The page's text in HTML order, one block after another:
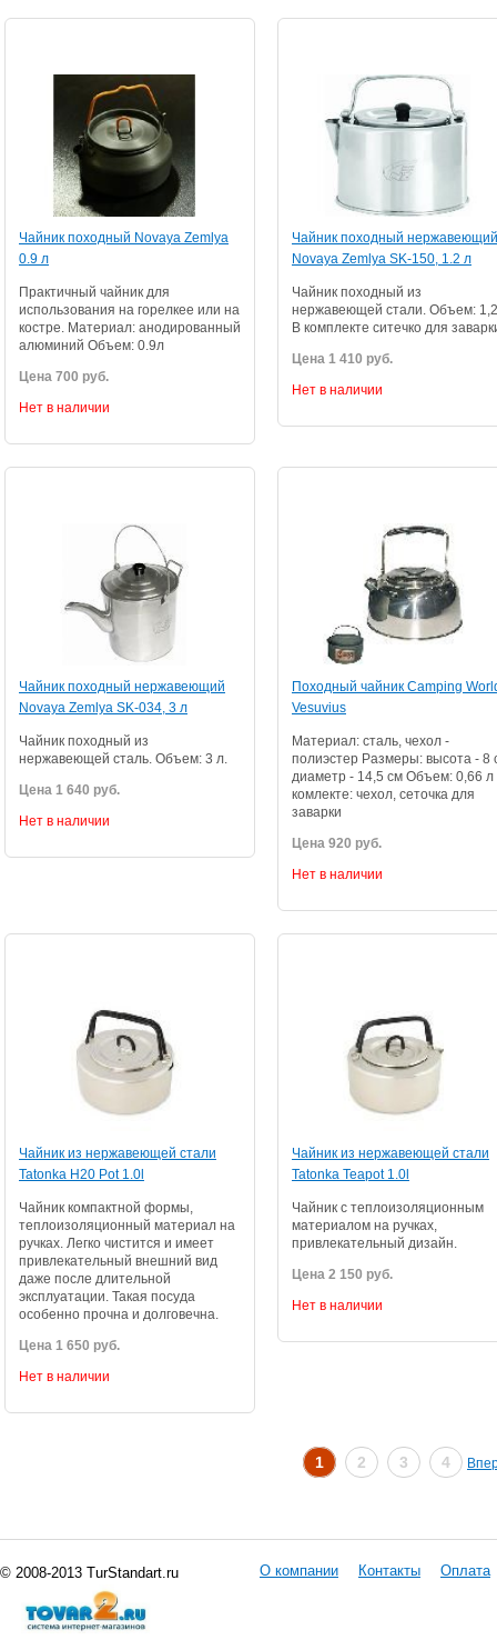
Чайник походный Novaya Zemlya
0.9 л
Практичный чайник для
использования на горелкее или на
костре. Материал: анодированный
алюминий Объем: 0.9л
Цена 700 руб.
Нет в наличии
Чайник походный нержавеющий
Novaya Zemlya SK-150, 1.2 л
Чайник походный из
нержавеющей стали. Объем:
В комплекте ситечко для
Цена 1 410 руб.
Нет в наличии
Чайник походный нержавеющий
Novaya Zemlya SK-034, 3 л
Чайник походный из
нержавеющей сталь. Объем: 3 л.
Цена 1 640 руб.
Нет в наличии
Походный чайник Camping
Vesuvius
Материал: сталь, чехол -
полиэстер Размеры: высота - 8
диаметр - 14,5 см Объем: 0,66 л
комлекте: чехол, сеточка для
заварки
Цена 920 руб.
Нет в наличии
Чайник из нержавеющей стали
Tatonka H20 Pot 1.0l
Чайник компактной формы,
теплоизоляционный материал на
ручках. Легко чистится и имеет
привлекательный внешний вид
даже после длительной
эксплуатации. Такая посуда
особенно прочна и долговечна.
Цена 1 650 руб.
Нет в наличии
Чайник из нержавеющей стали
Tatonka Teapot 1.0l
Чайник с теплоизоляционным
материалом на ручках,
привлекательный дизайн.
Цена 2 150 руб.
Нет в наличии
1 2 3 4
© 2008-2013 TurStandart.ru О компании Контакты Оплата